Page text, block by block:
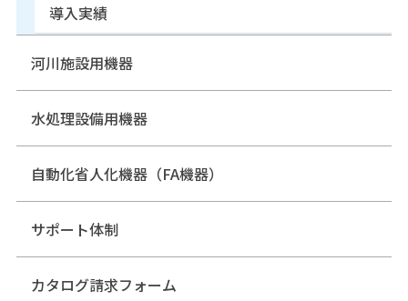
導入実績
河川施設用機器
水処理設備用機器
自動化省人化機器（FA機器）
サポート体制
カタログ請求フォーム